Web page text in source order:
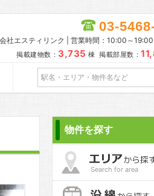
03-
社エスティリンク | 営業時間：10:00～
掲載建物数： 3,735 棟 掲載部屋数：
物件を探す
Search for area